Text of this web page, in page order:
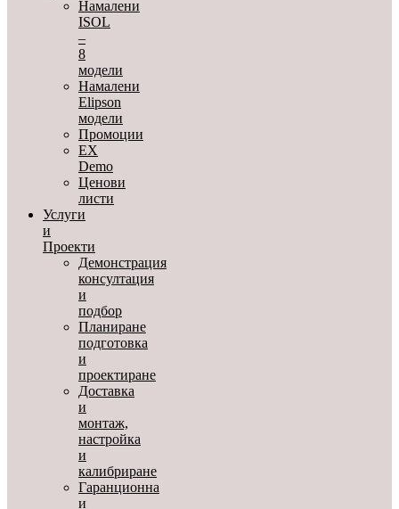
Намалени
ISOL
–
8
модели
Намалени
Elipson
модели
Промоции
EX
Demo
Ценови
листи
Услуги
и
Проекти
Демонстрация
консултация
и
подбор
Планиране
подготовка
и
проектиране
Доставка
и
монтаж,
настройка
и
калибриране
Гаранционна
и